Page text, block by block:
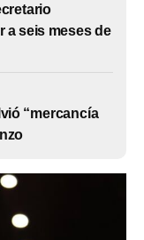
a seis meses de
“mercancía